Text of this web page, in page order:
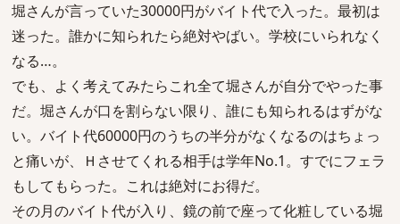
堀さんが言っていた30000円がバイト代で入った。最初は
迷った。誰かに知られたら絶対やばい。学校にいられなく
なる…。
でも、よく考えてみたらこれ全て堀さんが自分でやった事
だ。堀さんが口を割らない限り、誰にも知られるはずがな
い。バイト代60000円のうちの半分がなくなるのはちょっ
と痛いが、Ｈさせてくれる相手は学年No.1。すでにフェラ
もしてもらった。これは絶対にお得だ。
その月のバイト代が入り、鏡の前で座って化粧している堀